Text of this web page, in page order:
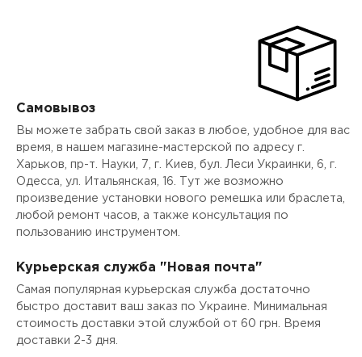
Самовывоз
Вы можете забрать свой заказ в любое, удобное для вас
время, в нашем магазине-мастерской по адресу г.
Харьков, пр-т. Науки, 7, г. Киев, бул. Леси Украинки, 6, г.
Одесса, ул. Итальянская, 16. Тут же возможно
произведение установки нового ремешка или браслета,
любой ремонт часов, а также консультация по
пользованию инструментом.
Курьерская служба "Новая почта"
Самая популярная курьерская служба достаточно
быстро доставит ваш заказ по Украине. Минимальная
стоимость доставки этой службой от 60 грн. Время
доставки 2-3 дня.